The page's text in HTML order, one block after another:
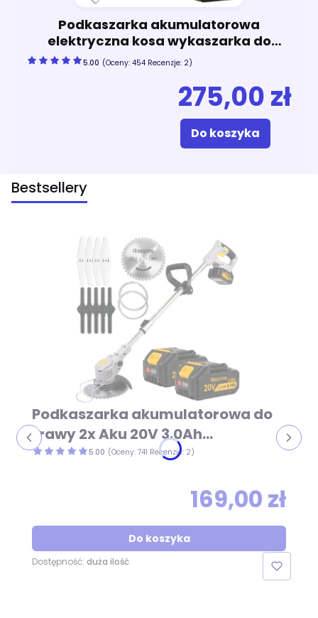
Podkaszarka akumulatorowa
elektryczna kosa wykaszarka do
trawy z kółkiem BESTEN BE-2870 model
2026
5.00 (Oceny: 454 Recenzje: 2)
275,00 zł
Do koszyka
Bestsellery
Podkaszarka akumulatorowa do
trawy 2x Aku 20V 3.0Ah
kompaktowa i lekka – wykaszarka
5.00 (Oceny: 741 Recenzje: 2)
169,00 zł
Do koszyka
Dostępność: duża ilość